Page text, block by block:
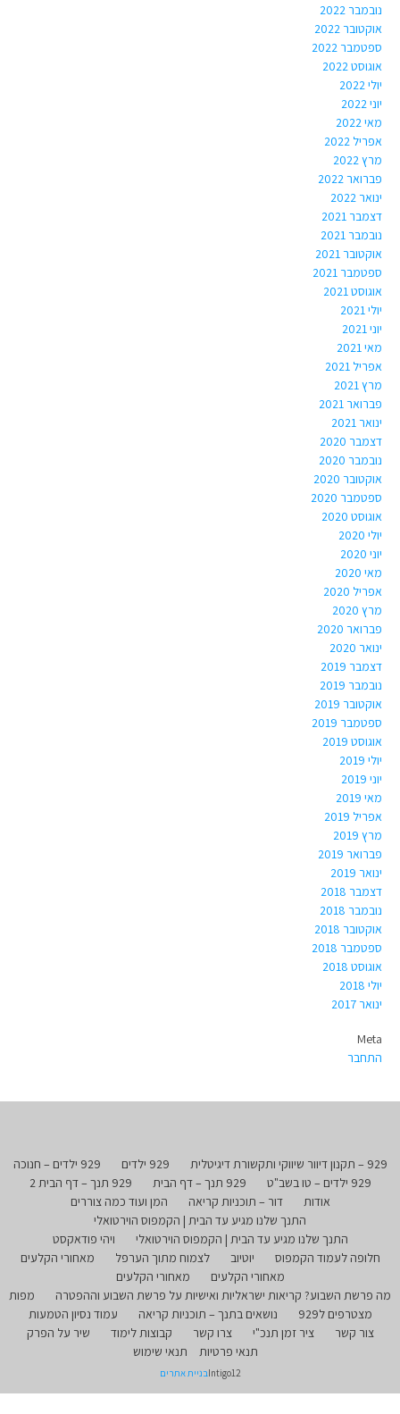
נובמבר 2022
אוקטובר 2022
ספטמבר 2022
אוגוסט 2022
יולי 2022
יוני 2022
מאי 2022
אפריל 2022
מרץ 2022
פברואר 2022
ינואר 2022
דצמבר 2021
נובמבר 2021
אוקטובר 2021
ספטמבר 2021
אוגוסט 2021
יולי 2021
יוני 2021
מאי 2021
אפריל 2021
מרץ 2021
פברואר 2021
ינואר 2021
דצמבר 2020
נובמבר 2020
אוקטובר 2020
ספטמבר 2020
אוגוסט 2020
יולי 2020
יוני 2020
מאי 2020
אפריל 2020
מרץ 2020
פברואר 2020
ינואר 2020
דצמבר 2019
נובמבר 2019
אוקטובר 2019
ספטמבר 2019
אוגוסט 2019
יולי 2019
יוני 2019
מאי 2019
אפריל 2019
מרץ 2019
פברואר 2019
ינואר 2019
דצמבר 2018
נובמבר 2018
אוקטובר 2018
ספטמבר 2018
אוגוסט 2018
יולי 2018
ינואר 2017
Meta
התחבר
929 – תקנון דיוור שיווקי ותקשורת דיגיטלית 929 ילדים
929 ילדים – חנוכה
929 ילדים – טו בשב"ט
929 תנך – דף הבית
929 תנך – דף הבית 2
אודות
דור – תוכניות קריאה
המן ועוד כמה צוררים
התנך שלנו מגיע עד הבית | הקמפוס הוירטואלי
התנך שלנו מגיע עד הבית | הקמפוס הוירטואלי
ויהי פודאקסט
חלופה לעמוד הקמפוס
יוטיוב לצמוח מתוך הערפל
מאחורי הקלעים
מאחורי הקלעים
מאחורי הקלעים
מה פרשת השבוע? קריאות ישראליות ואישיות על פרשת השבוע וההפטרה
מפות
מצטרפים ל929
נושאים בתנך – תוכניות קריאה
עמוד נסיון הטמעות
צור קשר
ציר זמן תנכ"י צרו קשר קבוצות לימוד
שיר על הפרק
תנאי פרטיות
תנאי שימוש
Intigo12בניית אתרים